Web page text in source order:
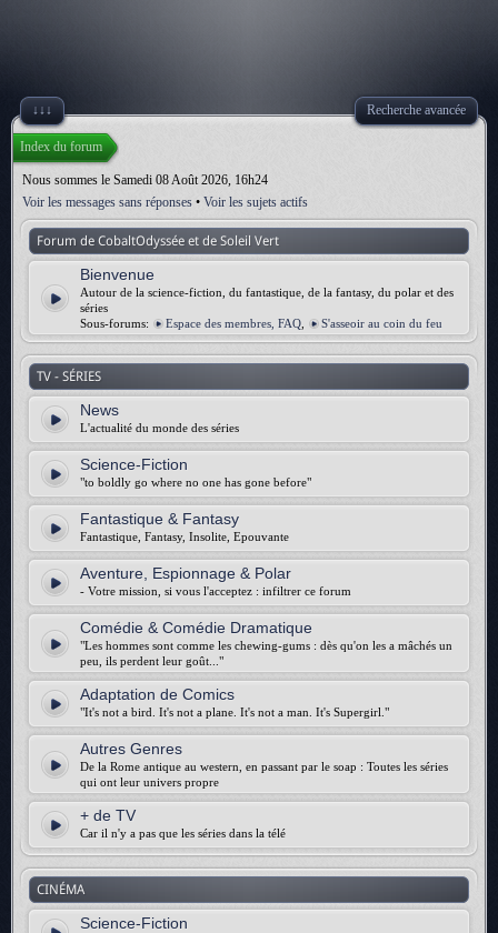
↓↓↓ Recherche avancée
Index du forum
Nous sommes le Samedi 08 Août 2026, 16h24
Voir les messages sans réponses • Voir les sujets actifs
Forum de CobaltOdyssée et de Soleil Vert
Bienvenue
Autour de la science-fiction, du fantastique, de la fantasy, du polar et des
séries
Sous-forums:
Espace des membres, FAQ S'asseoir au coin du feu
TV - SÉRIES
News
L'actualité du monde des séries
Science-Fiction
"to boldly go where no one has gone before"
Fantastique & Fantasy
Fantastique, Fantasy, Insolite, Epouvante
Aventure, Espionnage & Polar
- Votre mission, si vous l'acceptez : infiltrer ce forum
Comédie & Comédie Dramatique
"Les hommes sont comme les chewing-gums : dès qu'on les a mâchés un
peu, ils perdent leur goût..."
Adaptation de Comics
"It's not a bird. It's not a plane. It's not a man. It's Supergirl."
Autres Genres
De la Rome antique au western, en passant par le soap : Toutes les séries
qui ont leur univers propre
+ de TV
Car il n'y a pas que les séries dans la télé
CINÉMA
Science-Fiction